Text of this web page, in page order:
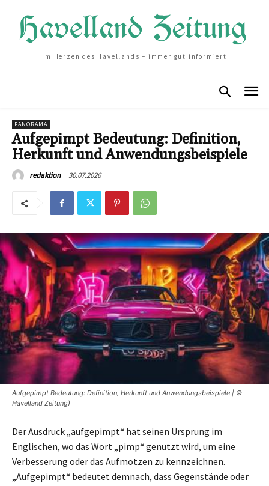
Im Herzen des Havellands – immer gut informiert
PANORAMA
Aufgepimpt Bedeutung: Definition,
Herkunft und Anwendungsbeispiele
redaktion 30.07.2026
Aufgepimpt Bedeutung: Definition, Herkunft und Anwendungsbeispiele | ©
Havelland Zeitung)
Der Ausdruck „aufgepimpt“ hat seinen Ursprung im
Englischen, wo das Wort „pimp“ genutzt wird, um eine
Verbesserung oder das Aufmotzen zu kennzeichnen.
„Aufgepimpt“ bedeutet demnach, dass Gegenstände oder